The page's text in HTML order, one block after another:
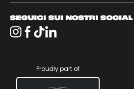
SEGUICI SUI NOSTRI SOCIAL
Proudly part of